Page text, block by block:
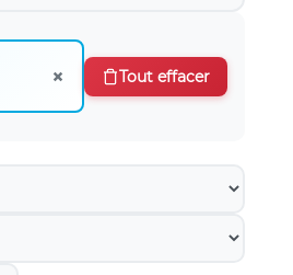
× Tout effacer